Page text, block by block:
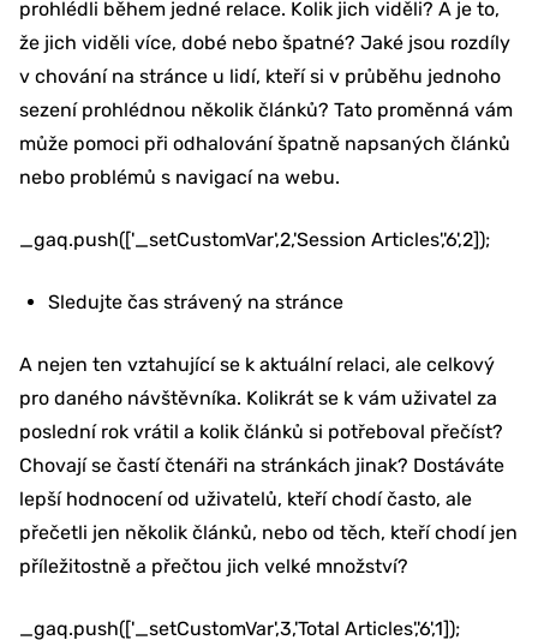
prohlédli během jedné relace. Kolik jich viděli? A je to,
že jich viděli více, dobé nebo špatné? Jaké jsou rozdíly
v chování na stránce u lidí, kteří si v průběhu jednoho
sezení prohlédnou několik článků? Tato proměnná vám
může pomoci při odhalování špatně napsaných článků
nebo problémů s navigací na webu.
_gaq.push(['_setCustomVar',2,'Session Articles','6',2]);
Sledujte čas strávený na stránce
A nejen ten vztahující se k aktuální relaci, ale celkový
pro daného návštěvníka. Kolikrát se k vám uživatel za
poslední rok vrátil a kolik článků si potřeboval přečíst?
Chovají se častí čtenáři na stránkách jinak? Dostáváte
lepší hodnocení od uživatelů, kteří chodí často, ale
přečetli jen několik článků, nebo od těch, kteří chodí jen
příležitostně a přečtou jich velké množství?
_gaq.push(['_setCustomVar',3,'Total Articles','6',1]);